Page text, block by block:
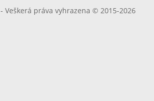
- Veškerá práva vyhrazena © 2015-2026